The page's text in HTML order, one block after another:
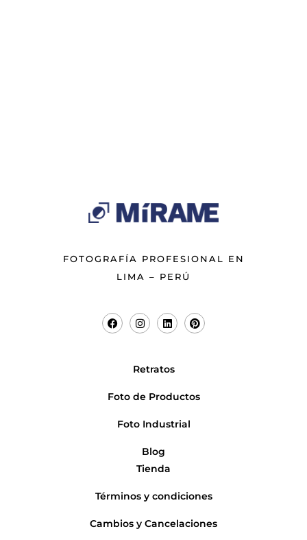
FOTOGRAFÍA PROFESIONAL EN
LIMA – PERÚ
Retratos
Foto de Productos
Foto Industrial
Blog
Tienda
Términos y condiciones
Cambios y Cancelaciones